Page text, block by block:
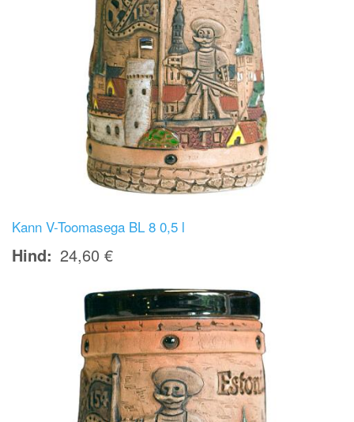
Kann V-Toomasega BL 8 0,5 l
Hind 24,60 €